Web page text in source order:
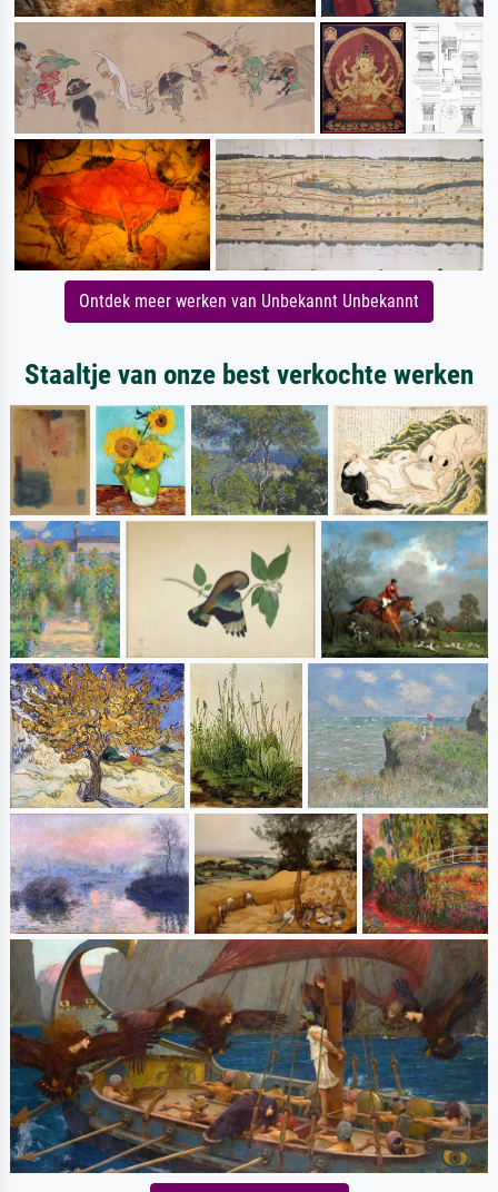
Ontdek meer werken van Unbekannt Unbekannt
Staaltje van onze best verkochte werken